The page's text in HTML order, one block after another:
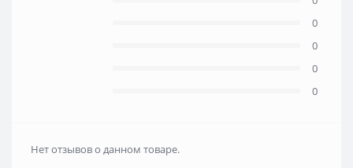
0
0
0
0
Нет отзывов о данном товаре.